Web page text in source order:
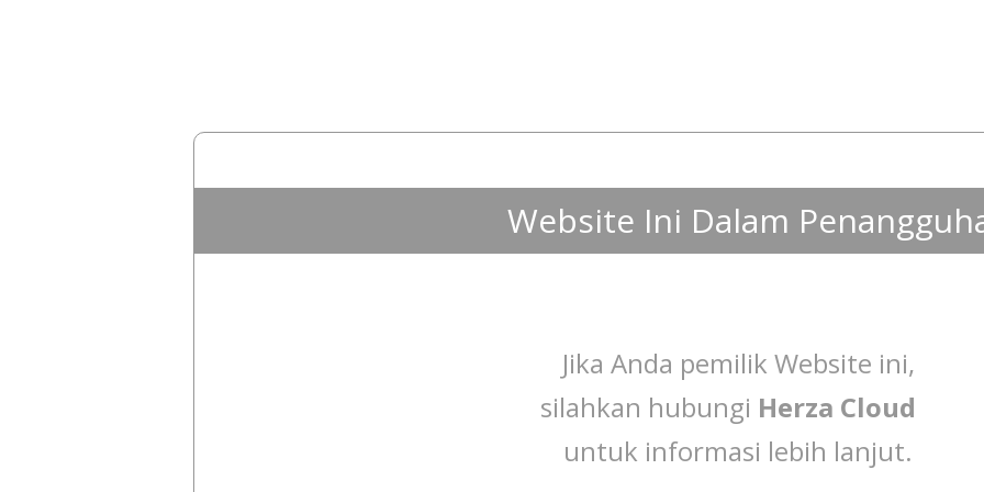
Website Ini Dalam
Jika Anda pemilik Website ini,
silahkan hubungi Herza Cloud
untuk informasi lebih lanjut.